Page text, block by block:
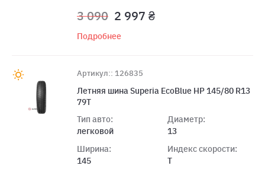
3 090 2 997 ₴
Подробнее
Артикул:: 126835
Летняя шина Superia EcoBlue HP 145/80 R13
79T
Тип авто:
легковой
Ширина:
145
Диаметр:
13
Индекс скорости:
T